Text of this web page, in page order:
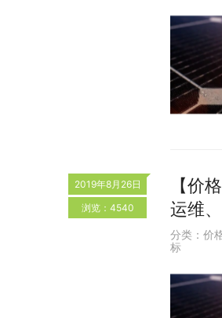
2019年8月26日
浏览：4540
【价
运维
分类： 价
标